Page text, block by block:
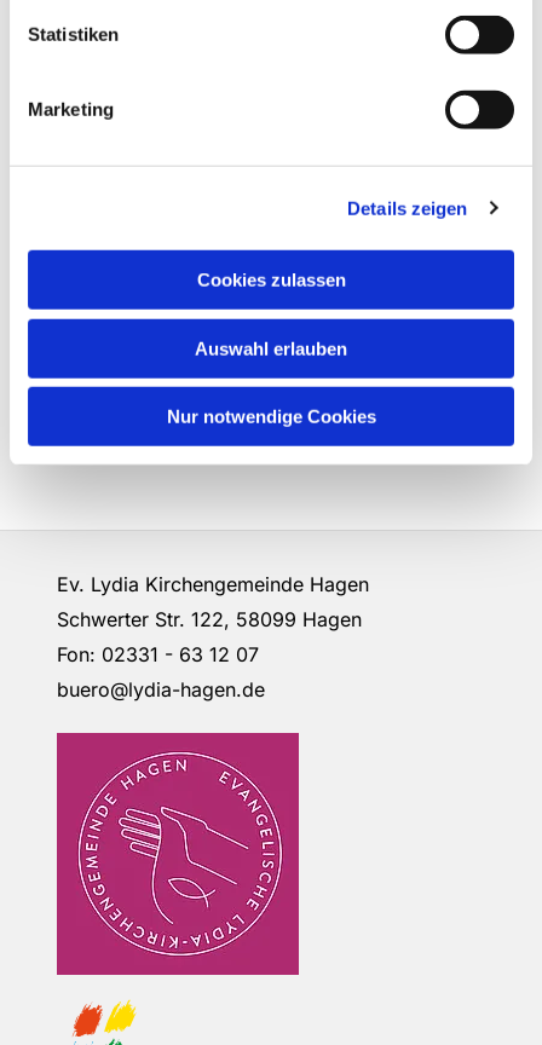
Statistiken
Marketing
Details zeigen
Cookies zulassen
Auswahl erlauben
Nur notwendige Cookies
Ev. Lydia Kirchengemeinde Hagen
Schwerter Str. 122, 58099 Hagen
Fon: 02331 - 63 12 07
buero@lydia-hagen.de